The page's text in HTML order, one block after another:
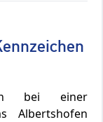
bei einer
Albertshofen